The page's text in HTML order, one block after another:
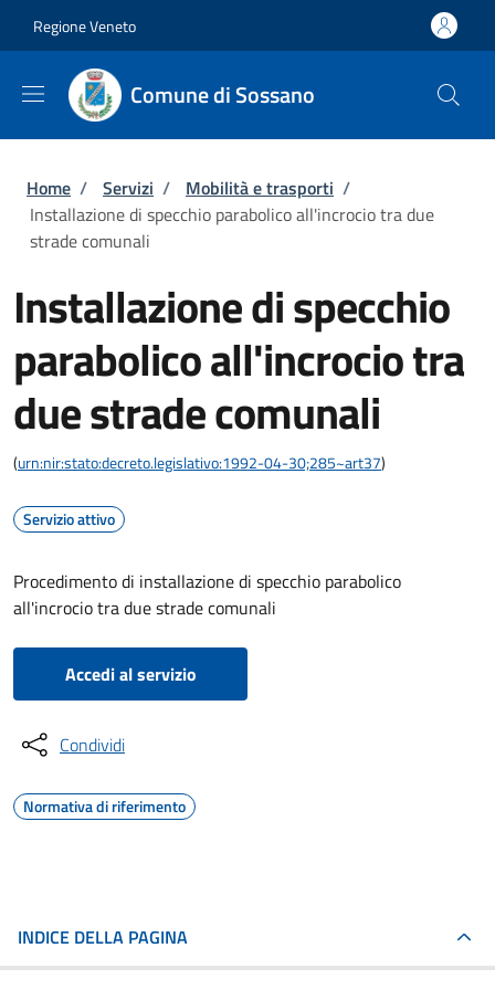
Regione Veneto
Comune di Sossano
Briciole di pane
Home / Servizi / Mobilità e trasporti /
Installazione di specchio parabolico all'incrocio tra due
strade comunali
Installazione di specchio
parabolico all'incrocio tra
due strade comunali
(urn:nir:stato:decreto.legislativo:1992-04-30;285~art37)
Servizio attivo
Procedimento di installazione di specchio parabolico
all'incrocio tra due strade comunali
Accedi al servizio
Condividi
Normativa di riferimento
INDICE DELLA PAGINA